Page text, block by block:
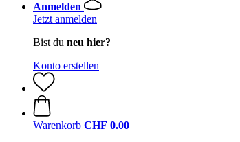
Anmelden
Jetzt anmelden
Bist du neu hier?
Konto erstellen
Warenkorb CHF 0.00